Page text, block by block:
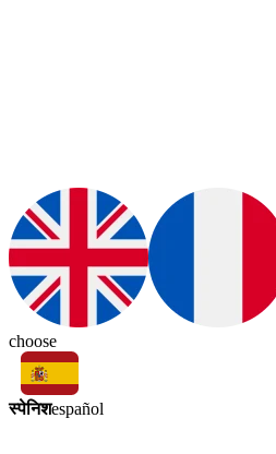
choose
स्पेनिशespañol